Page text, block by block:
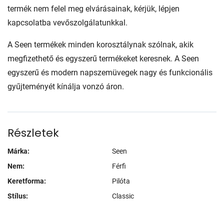
termék nem felel meg elvárásainak, kérjük, lépjen
kapcsolatba vevőszolgálatunkkal.
A Seen termékek minden korosztálynak szólnak, akik
megfizethető és egyszerű termékeket keresnek. A Seen
egyszerű és modern napszemüvegek nagy és funkcionális
gyűjteményét kínálja vonzó áron.
Részletek
Márka:
Seen
Nem:
Férfi
Keretforma:
Pilóta
Stílus:
Classic